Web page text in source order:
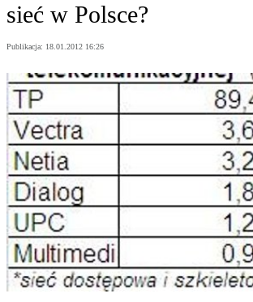
sieć w Polsce?
Publikacja: 18.01.2012 16:26